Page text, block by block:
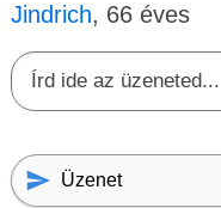
Jindrich, 66 éves
Üzenet